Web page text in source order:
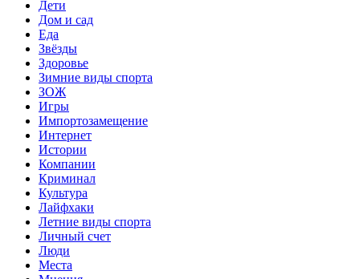
Дети
Дом и сад
Еда
Звёзды
Здоровье
Зимние виды спорта
ЗОЖ
Игры
Импортозамещение
Интернет
Истории
Компании
Криминал
Культура
Лайфхаки
Летние виды спорта
Личный счет
Люди
Места